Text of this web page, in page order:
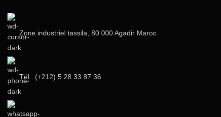
Zone industriel tassila, 80 000 Agadir Maroc
Tél : (+212) 5 28 33 87 36‬